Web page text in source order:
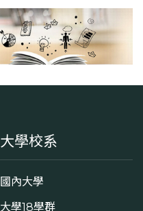
大學校系
國內大學
大學18學群